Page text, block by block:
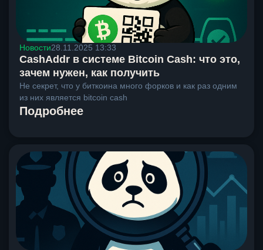
Новости28.11.2025 13:33
CashAddr в системе Bitcoin Cash: что это,
зачем нужен, как получить
Не секрет, что у биткоина много форков и как раз одним
из них является bitcoin cash
Подробнее